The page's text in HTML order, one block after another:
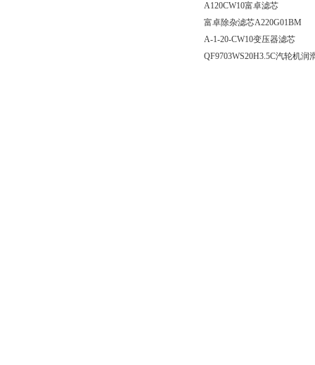
A120CW10富卓滤芯
富卓除杂滤芯A220G01BM
A-1-20-CW10变压器滤芯
QF9703WS20H3.5C汽轮机润